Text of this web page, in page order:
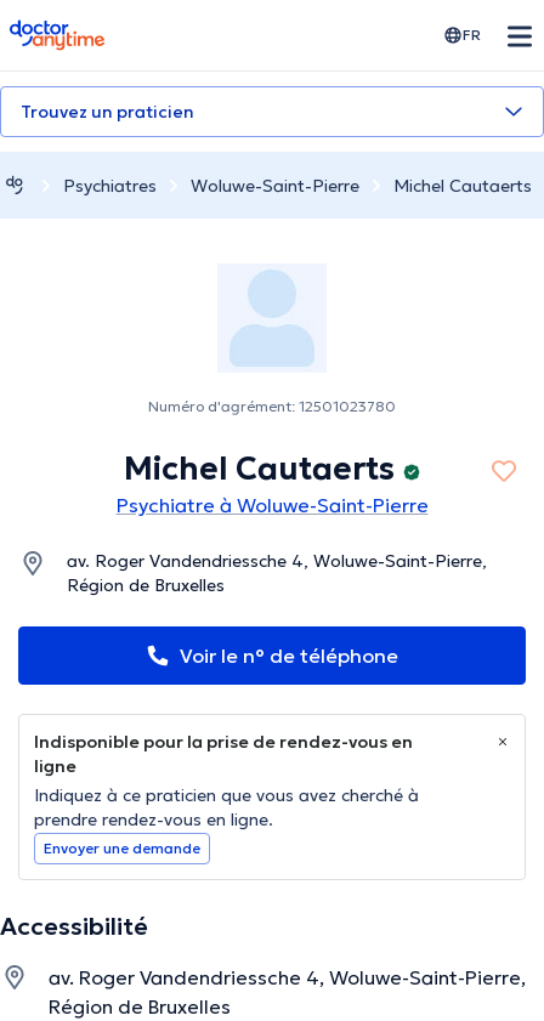
doctoranytime FR
Trouvez un praticien
Psychiatres Woluwe-Saint-Pierre Michel Cautaerts
Numéro d'agrément: 12501023780
Michel Cautaerts
Psychiatre à Woluwe-Saint-Pierre
av. Roger Vandendriessche 4, Woluwe-Saint-Pierre,
Région de Bruxelles
Voir le n° de téléphone
Indisponible pour la prise de rendez-vous en
ligne
Indiquez à ce praticien que vous avez cherché à
prendre rendez-vous en ligne.
Envoyer une demande
Accessibilité
av. Roger Vandendriessche 4, Woluwe-Saint-Pierre,
Région de Bruxelles